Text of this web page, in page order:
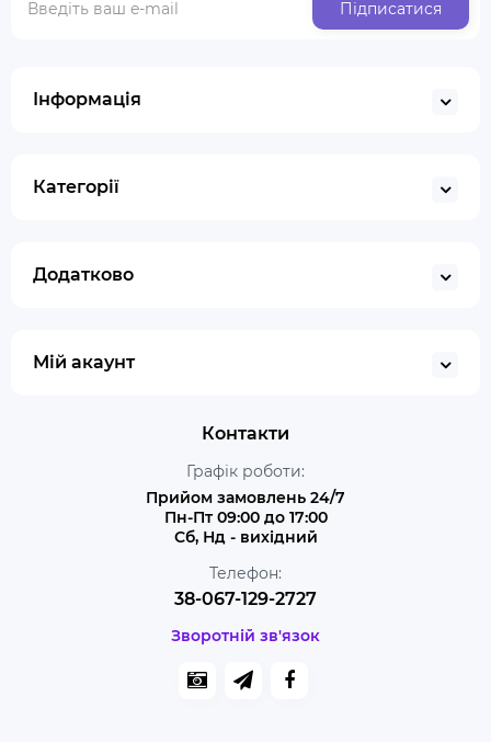
Підписатися
Інформація
Категорії
Додатково
Мій акаунт
Контакти
Графік роботи:
Прийом замовлень 24/7
Пн-Пт 09:00 до 17:00
Сб, Нд - вихідний
Телефон:
38-067-129-2727
Зворотній зв'язок